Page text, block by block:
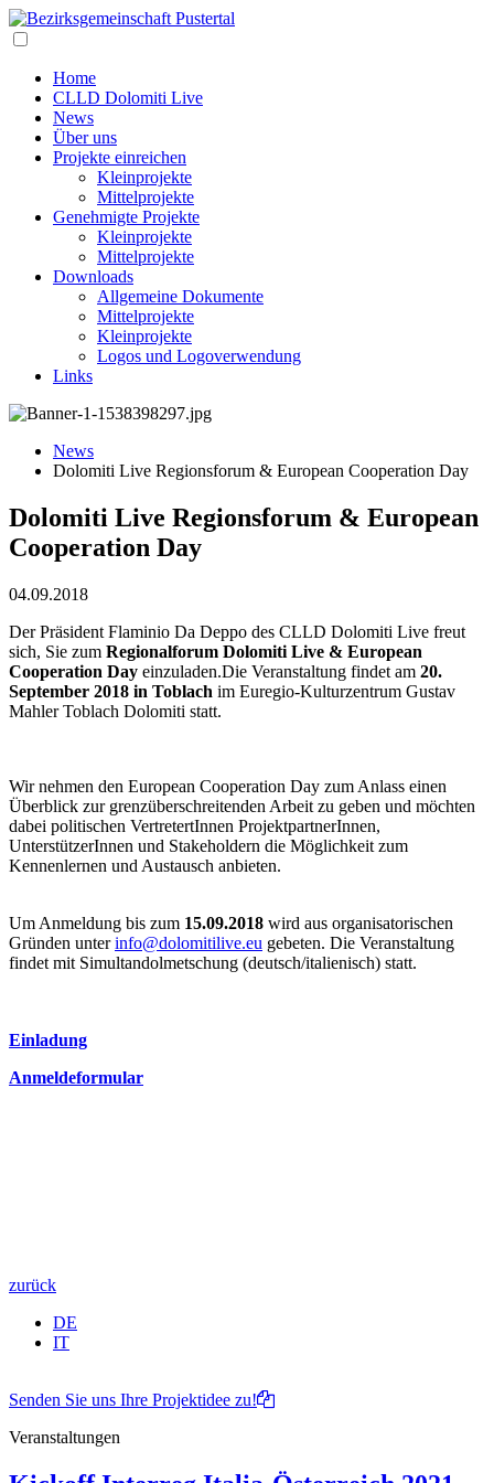
Home
CLLD Dolomiti Live
News
Über uns
Projekte einreichen
Kleinprojekte
Mittelprojekte
Genehmigte Projekte
Kleinprojekte
Mittelprojekte
Downloads
Allgemeine Dokumente
Mittelprojekte
Kleinprojekte
Logos und Logoverwendung
Links
News
Dolomiti Live Regionsforum & European Cooperation Day
Dolomiti Live Regionsforum & European
Cooperation Day
04.09.2018
Der Präsident Flaminio Da Deppo des CLLD Dolomiti Live freut
sich, Sie zum Regionalforum Dolomiti Live & European
Cooperation Day einzuladen.Die Veranstaltung findet am 20.
September 2018 in Toblach im Euregio-Kulturzentrum Gustav
Mahler Toblach Dolomiti statt.
Wir nehmen den European Cooperation Day zum Anlass einen
Überblick zur grenzüberschreitenden Arbeit zu geben und möchten
dabei politischen VertretertInnen ProjektpartnerInnen,
UnterstützerInnen und Stakeholdern die Möglichkeit zum
Kennenlernen und Austausch anbieten.
Um Anmeldung bis zum 15.09.2018 wird aus organisatorischen
Gründen unterinfo@dolomitilive.eu gebeten. Die Veranstaltung
findet mit Simultandolmetschung (deutsch/italienisch) statt.
Einladung
Anmeldeformular
zurück
DE
IT
Senden Sie uns Ihre Projektidee zu!
Veranstaltungen